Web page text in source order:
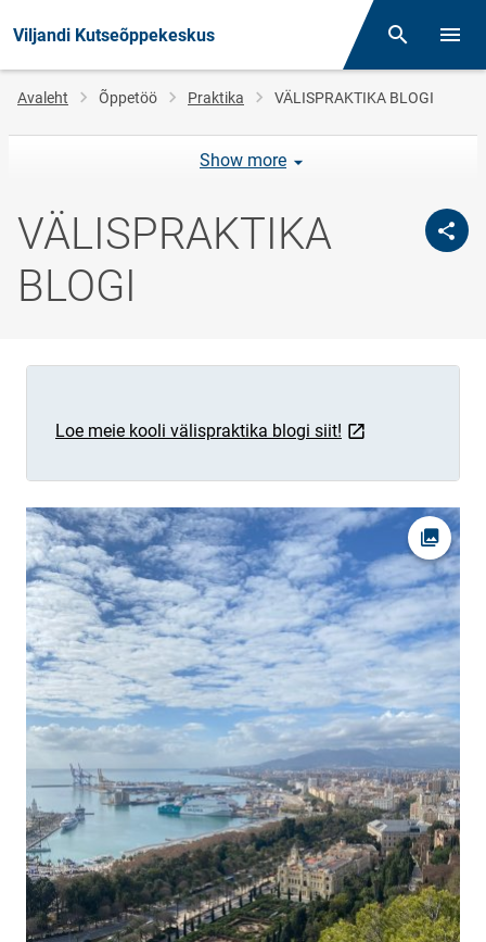
Viljandi Kutseõppekeskus Otsing
Jälglink
Avaleht Õppetöö Praktika VÄLISPRAKTIKA BLOGI
VÄLISPRAKTIKA
BLOGI
Show more
Loe meie kooli välispraktika blogi siit! link opens on new
Ava